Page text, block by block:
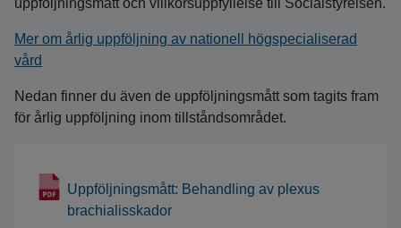
uppföljningsmått och villkorsuppfyllelse till Socialstyrelsen.
Mer om årlig uppföljning av nationell högspecialiserad
vård
Nedan finner du även de uppföljningsmått som tagits fram
för årlig uppföljning inom tillståndsområdet.
Uppföljningsmått: Behandling av plexus
brachialisskador